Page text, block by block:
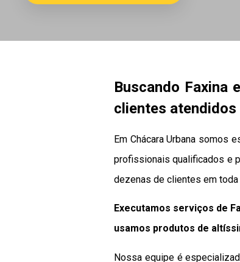
Buscando Faxina
clientes atendidos
Em Chácara Urbana somos
profissionais qualificados e
dezenas de clientes em toda
Executamos serviços de
usamos produtos de
Nossa equipe é